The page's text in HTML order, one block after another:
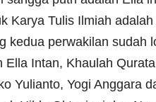
Karya Tulis Ilmiah
kedua perwakilan sudah
Intan, Khaulah
Yulianto, Yogi Anggara